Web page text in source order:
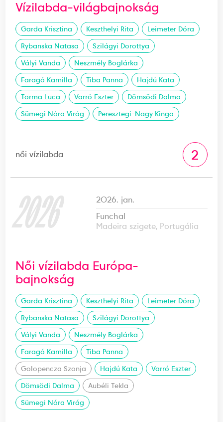
Vízilabda-világbajnokság
Garda Krisztina Keszthelyi Rita
Leimeter Dóra
Rybanska Natasa
Szilágyi Dorottya
Vályi Vanda
Neszmély Boglárka
Faragó Kamilla
Tiba Panna
Hajdú Kata
Torma Luca
Varró Eszter
Dömsödi Dalma
Sümegi Nóra Virág
Peresztegi-Nagy Kinga
női vízilabda 2
2026
2026. jan.
Funchal
Madeira szigete, Portugália
Női vízilabda Európa-
bajnokság
Garda Krisztina Keszthelyi Rita
Leimeter Dóra
Rybanska Natasa
Szilágyi Dorottya
Vályi Vanda
Neszmély Boglárka
Faragó Kamilla
Tiba Panna
Golopencza Szonja
Hajdú Kata
Varró Eszter
Dömsödi Dalma
Aubéli Tekla
Sümegi Nóra Virág